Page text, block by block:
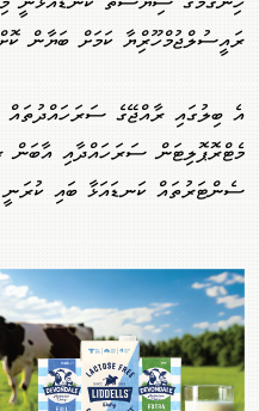
ރައީސުލްޖުމްހޫރިްޔާ ކަމަށް ބަޔާން
އެ ބިލުގައި ރާއްޖޭގެ
މެޓްރޮޕޮލިޓަން ސަރަހައްދާއި
ސެންޓަރުތައް ކަނޑައަޅާ ބައި ކުރަނީ